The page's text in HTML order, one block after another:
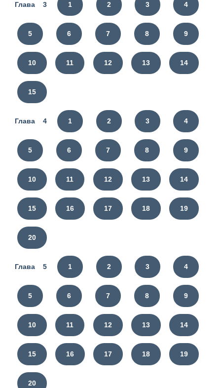
Глава 3 1 2 3 4
5 6 7 8 9
10 11 12 13 14
15
Глава 4 1 2 3 4
5 6 7 8 9
10 11 12 13 14
15 16 17 18 19
20
Глава 5 1 2 3 4
5 6 7 8 9
10 11 12 13 14
15 16 17 18 19
20